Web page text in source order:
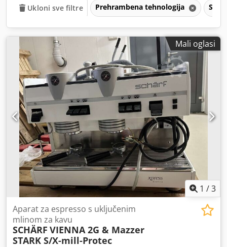
Ukloni sve filtre Prehrambena tehnologija
Mali oglasi
1 /3
Aparat za espresso s uključenim
mlinom za kavu
SCHÄRF VIENNA 2G & Mazzer
STARK S/X-mill-Protec